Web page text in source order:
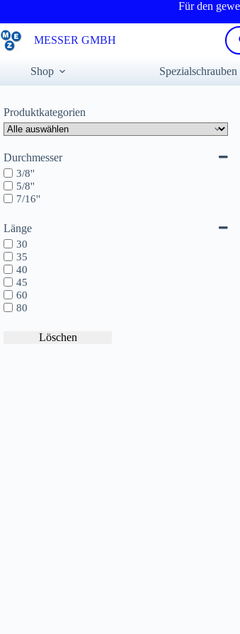
springen
Für den
MESSER GMBH
Shop Spezialschrauben
Produktkategorien
Durchmesser
3/8''
5/8''
7/16''
Länge
30
35
40
45
60
80
Löschen